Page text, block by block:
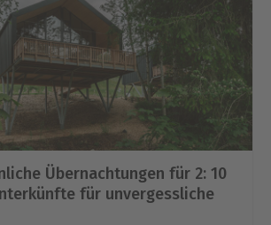
Übernachtungen für 2: 10
für unvergessliche